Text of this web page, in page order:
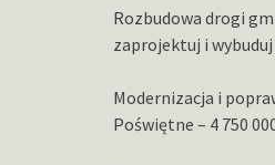
Rozbudowa drogi
zaprojektuj i wybuduj
Modernizacja i
Poświętne – 4 750